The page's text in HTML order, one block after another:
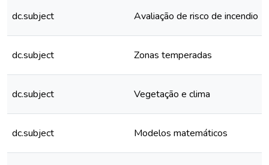
dc.subject Avaliação de risco de incendio
dc.subject Zonas temperadas
dc.subject Vegetação e clima
dc.subject Modelos matemáticos